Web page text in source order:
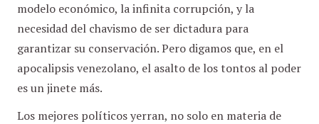
modelo económico, la infinita corrupción, y la
necesidad del chavismo de ser dictadura para
garantizar su conservación. Pero digamos que, en el
apocalipsis venezolano, el asalto de los tontos al poder
es un jinete más.
Los mejores políticos yerran, no solo en materia de